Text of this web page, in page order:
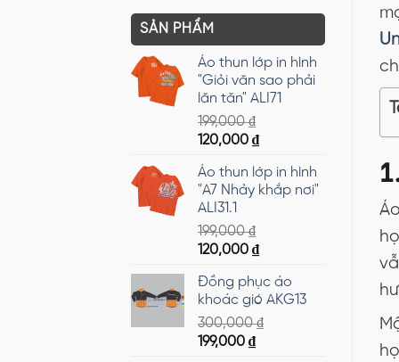
SẢN PHẨM
Áo thun lớp in hình
"Giỏi văn sao phải
lăn tăn" ALI71
199,000₫
Giá
là:
199,000 ₫.
120,000 ₫Giá
tại
là:
Áo thun lớp in hình
"A7 Nhảy khắp nơi"
ALI31.1
199,000₫
Giá
là:
199,000 ₫.
120,000 ₫Giá
tại
là:
120,000 ₫.
Đồng phục áo
khoác gió AKG13
300,000₫
Giá
199,000 ₫Giá